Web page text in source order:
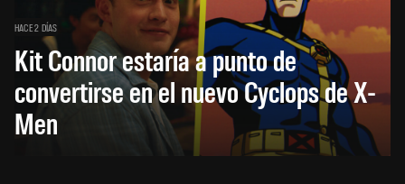
HACE 2 DÍAS
Kit Connor estaría a punto de
convertirse en el nuevo Cyclops de X-
Men